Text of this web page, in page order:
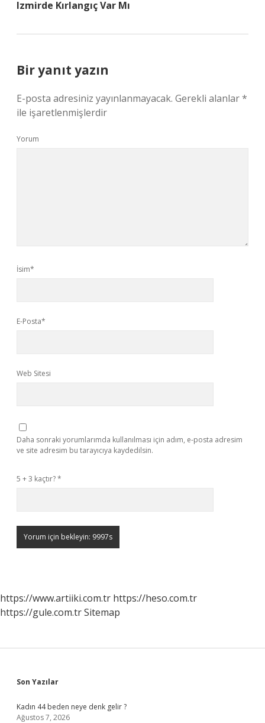
Izmirde Kırlangıç Var Mı
Bir yanıt yazın
E-posta adresiniz yayınlanmayacak. Gerekli alanlar*
ile işaretlenmişlerdir
Yorum
İsim*
E-Posta*
Web Sitesi
Daha sonraki yorumlarımda kullanılması için adım, e-posta adresim
ve site adresim bu tarayıcıya kaydedilsin.
5 + 3 kaçtır?*
https://www.artiiki.com.tr https://heso.com.tr
https://gule.com.trSitemap
Sidebar
Son Yazılar
Kadın 44 beden neye denk gelir ?
Ağustos 7, 2026